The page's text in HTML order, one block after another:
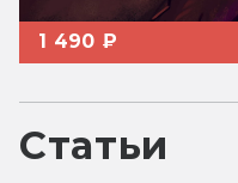
1 490 ₽
Статьи